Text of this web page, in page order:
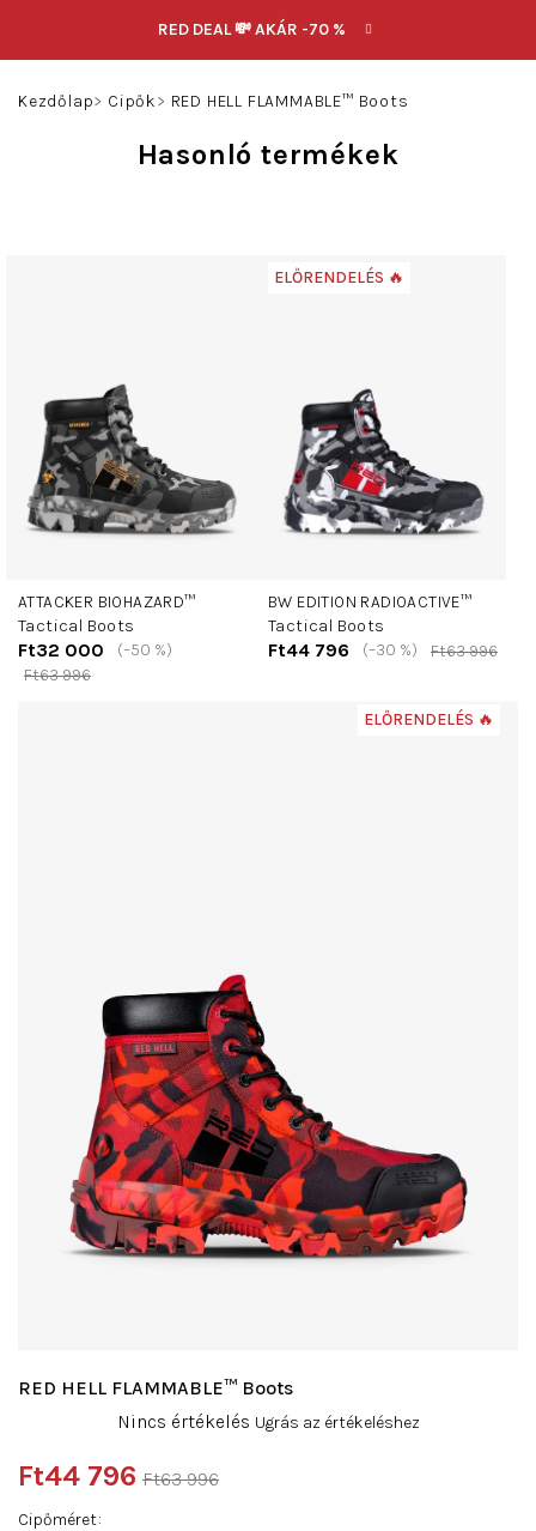
fő
RED DEAL 💸 AKÁR -70 %
Kezdőlap Cipők RED HELL FLAMMABLE™ Boots
Cipőméret
Ft63 996
Ft44 796
RED HELL FLAMMABLE™ Boots
átlagos
értékelése
5-
Nincs értékelés Ugrás az értékeléshez
ELŐRENDELÉS 🔥
Hasonló termékek
ATTACKER BIOHAZARD™
Tactical Boots
Ft32 000
Ft63 996
(–50 %)
ELŐRENDELÉS 🔥
BW EDITION RADIOACTIVE™
Tactical Boots
Ft44 796 Ft63 996
(–30 %)